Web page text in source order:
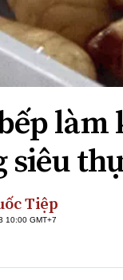
làm
siêu
Tiệp
10:00 GMT+7